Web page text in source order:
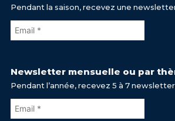
Pendant la saison, recevez une
Newsletter mensuelle ou par
Pendant l’année, recevez 5 à 7